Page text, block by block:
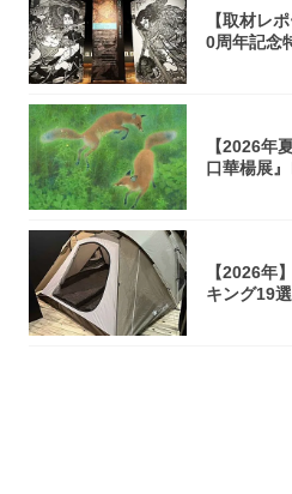
【取材レ
0周年記念
【2026年
口華楊展
【2026年
キング19